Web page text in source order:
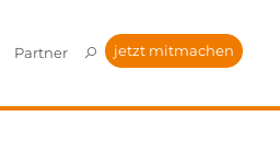
Partner jetzt mitmachen